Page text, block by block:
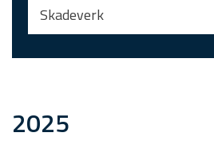
Skadeverk
2025